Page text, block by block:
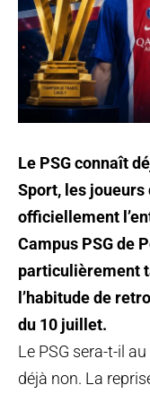
Le PSG connaît
Sport, les
officiellement
Campus PSG de
particulièrement
l’habitude de
du 10 juillet.
Le PSG sera-t-il
déjà non. La